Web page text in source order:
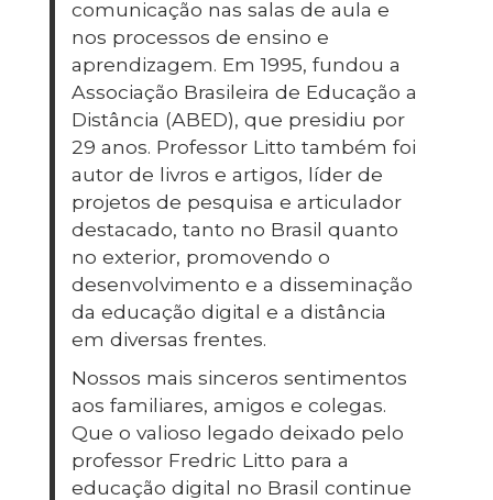
comunicação nas salas de aula e
nos processos de ensino e
aprendizagem. Em 1995, fundou a
Associação Brasileira de Educação a
Distância (ABED), que presidiu por
29 anos. Professor Litto também foi
autor de livros e artigos, líder de
projetos de pesquisa e articulador
destacado, tanto no Brasil quanto
no exterior, promovendo o
desenvolvimento e a disseminação
da educação digital e a distância
em diversas frentes.
Nossos mais sinceros sentimentos
aos familiares, amigos e colegas.
Que o valioso legado deixado pelo
professor Fredric Litto para a
educação digital no Brasil continue